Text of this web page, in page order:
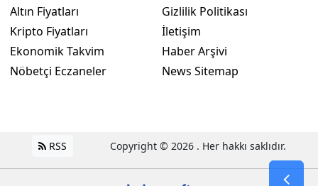
Altın Fiyatları
Kripto Fiyatları
Ekonomik Takvim
Nöbetçi Eczaneler
Gizlilik Politikası
İletişim
Haber Arşivi
News Sitemap
RSS Copyright © 2026 . Her hakkı saklıdır.